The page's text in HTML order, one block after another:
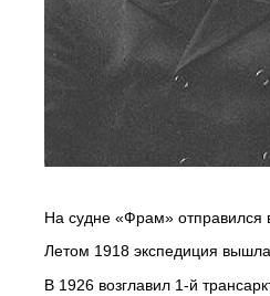
На судне «Фрам» отправился
Летом 1918 экспедиция
В 1926 возглавил 1-й